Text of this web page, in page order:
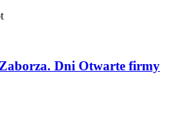
Dni Otwarte firmy